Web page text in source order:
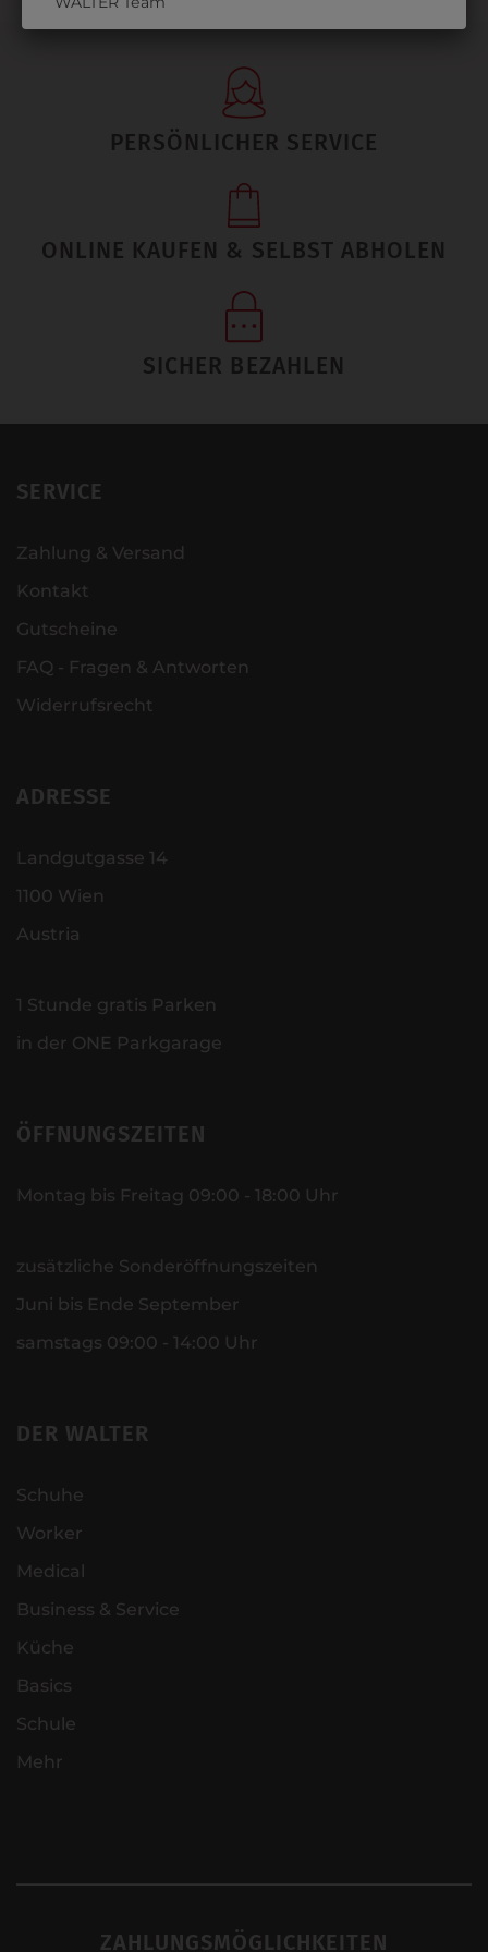
PERSÖNLICHER SERVICE
ONLINE KAUFEN & SELBST ABHOLEN
SICHER BEZAHLEN
SERVICE
Zahlung & Versand
Kontakt
Gutscheine
FAQ - Fragen & Antworten
Widerrufsrecht
ADRESSE
Landgutgasse 14
1100 Wien
Austria
1 Stunde gratis Parken
in der ONE Parkgarage
ÖFFNUNGSZEITEN
Montag bis Freitag 09:00 - 18:00 Uhr
zusätzliche Sonderöffnungszeiten
Juni bis Ende September
samstags 09:00 - 14:00 Uhr
DER WALTER
Schuhe
Worker
Medical
Business & Service
Küche
Basics
Schule
Mehr
ZAHLUNGSMÖGLICHKEITEN